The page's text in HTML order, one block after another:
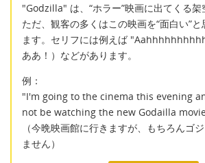
"Godzilla" は、“ホラー”映画に出てくる架
ただ、観客の多くはこの映画を“面白い”
ます。セリフには例えば
ああ！）などがあります。
例：
"I'm going to the cinema this evening
not be watching the new Godailla
（今晩映画館に行きますが、もちろんゴ
ません）